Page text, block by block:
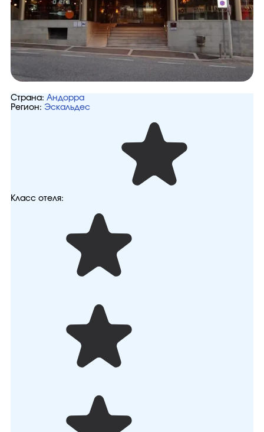
Страна: Андорра
Регион: Эскальдес
Класс отеля: